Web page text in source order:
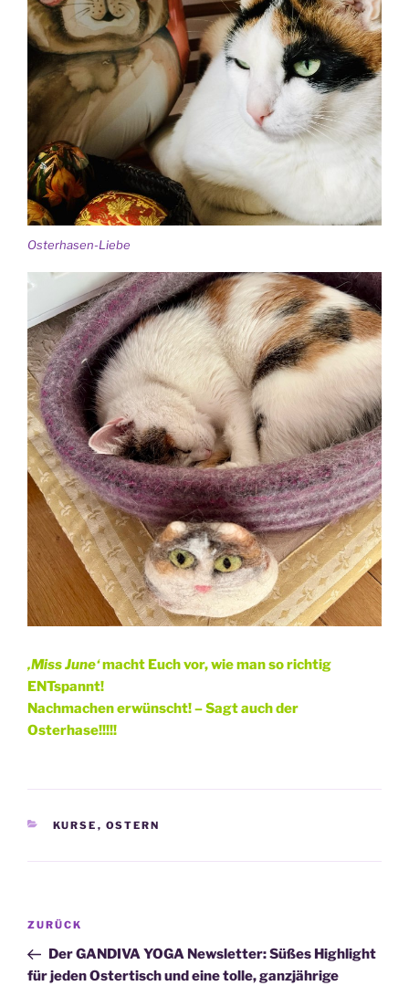
Osterhasen-Liebe
‚Miss June‘macht Euch vor, wie man so richtig
ENTspannt!
Nachmachen erwünscht! – Sagt auch der
Osterhase!!!!!
KATEGORIEN
KURSE , OSTERN
Beitragsnavigation
Vorheriger
Beitrag
ZURÜCK
Der GANDIVA YOGA Newsletter: Süßes Highlight
für jeden Ostertisch und eine tolle, ganzjährige